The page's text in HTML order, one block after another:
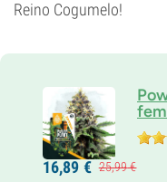
Reino Cogumelo!
Pais
Power Plant x
16,89 € 25,99€